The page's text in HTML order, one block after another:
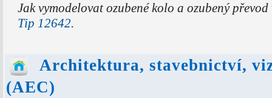
Jak vymodelovat ozubené kolo a ozubený
Tip 12642.
Architektura, stavebnictví,
(AEC)